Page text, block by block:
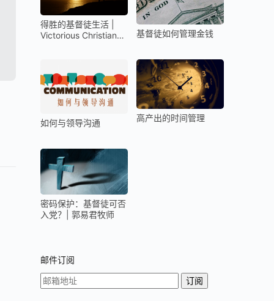
得胜的基督徒生活 |
Victorious Christian
基督徒如何管理金钱
如何与领导沟通 高产出的时间管理
密码保护：基督徒可否
入党？| 郭易君牧师
邮件订阅